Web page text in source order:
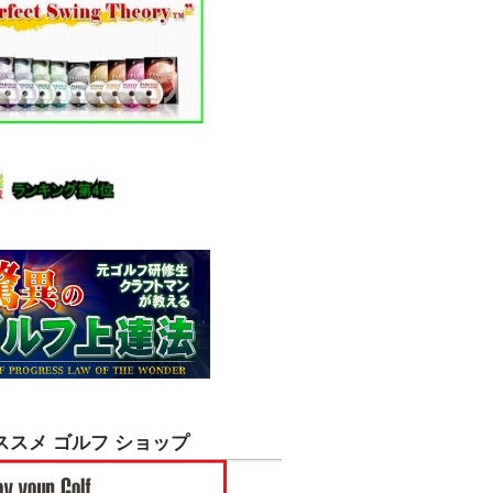
スメ ゴルフ ショップ